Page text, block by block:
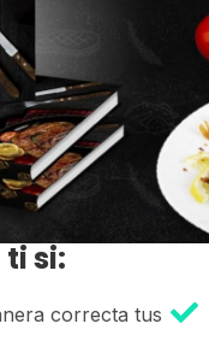
ti si:
correcta tus